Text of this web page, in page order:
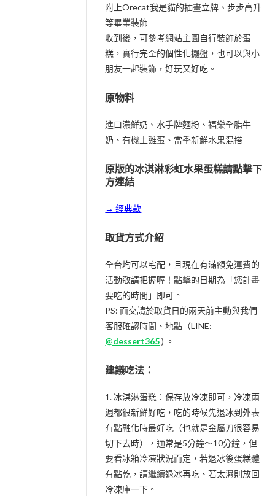
附上Orecat我是貓的插畫立牌、步步高升
等畢業裝飾
收到後，可參考網站主圖自行裝飾於蛋
糕，實行完全的個性化擺盤，也可以與小
朋友一起裝飾，好玩又好吃。
原物料
進口濃鮮奶、水手牌麵粉、福樂全脂牛
奶、有機土雞蛋、當季新鮮水果混搭
原版的冰淇淋彩虹水果蛋糕請點擊下
方連結
→ 經典款
取貨方式介紹
全台均可以宅配，且現在有滿額免運費的
活動敬請把握喔！點擊的日期為「您計畫
要吃的時間」即可。
PS: 面交請於取貨日的兩天前主動與我們
客服確認時間、地點（LINE:
@dessert365) 。
建議吃法：
1. 冰淇淋蛋糕：保存放冷凍即可，冷凍兩
週都很新鮮好吃，吃的時候先退冰到外表
有點融化時最好吃（也就是金屬刀很容易
切下去時），通常是5分鐘～10分鐘，但
要看冰箱冷凍狀況而定，若退冰後蛋糕體
有點乾，請繼續退冰再吃、若太濕則放回
冷凍庫一下。